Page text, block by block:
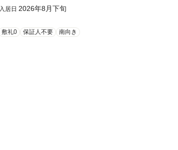
入居日 2026年8月下旬
敷礼0 保証人不要 南向き